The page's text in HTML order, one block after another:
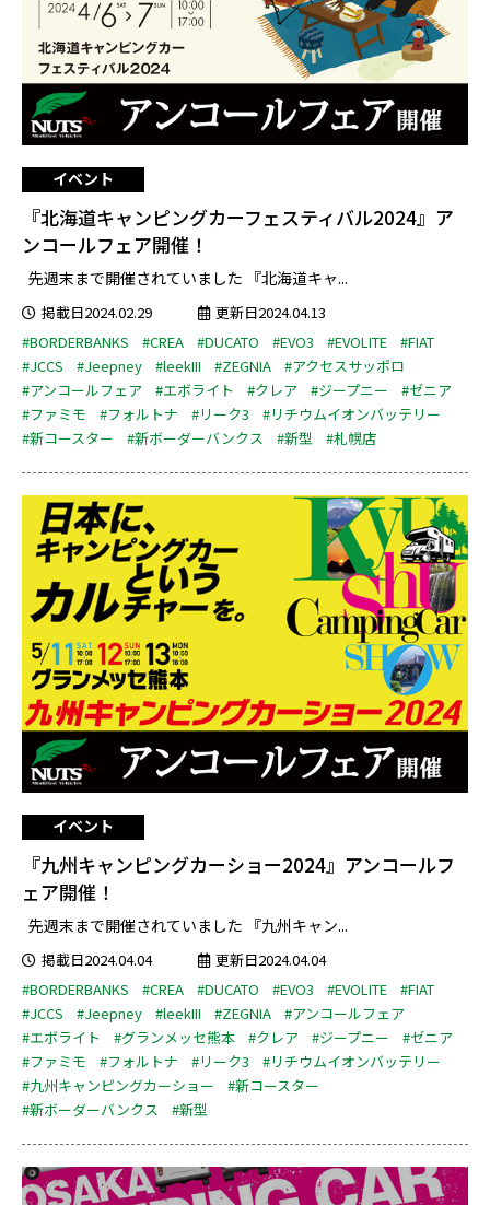
イベント
『北海道キャンピングカーフェスティバル2024』ア
ンコールフェア開催！
先週末まで開催されていました 『北海道キャ...
掲載日2024.02.29
更新日2024.04.13
#BORDERBANKS
#CREA #DUCATO #EVO3 #EVOLITE
#FIAT
#JCCS
#Jeepney #leekIII #ZEGNIA
#アクセスサッポロ
#アンコールフェア
#エボライト #クレア #ジープニー
#ゼニア
#ファミモ
#フォルトナ #リーク3
#リチウムイオンバッテリー
#新コースター
#新ボーダーバンクス #新型 #札幌店
イベント
『九州キャンピングカーショー2024』アンコールフ
ェア開催！
先週末まで開催されていました 『九州キャン...
掲載日2024.04.04
更新日2024.04.04
#BORDERBANKS
#CREA #DUCATO #EVO3 #EVOLITE
#FIAT
#JCCS
#Jeepney #leekIII #ZEGNIA
#アンコールフェア
#エボライト
#グランメッセ熊本 #クレア #ジープニー
#ゼニア
#ファミモ
#フォルトナ #リーク3
#リチウムイオンバッテリー
#九州キャンピングカーショー
#新コースター
#新ボーダーバンクス
#新型